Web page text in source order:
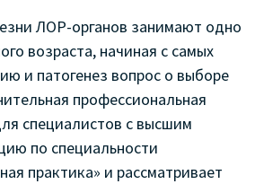
ЛОР-органов занимают одно
возраста, начиная с самых
и патогенез вопрос о выборе
профессиональная
специалистов с высшим
по специальности
практика» и рассматривает